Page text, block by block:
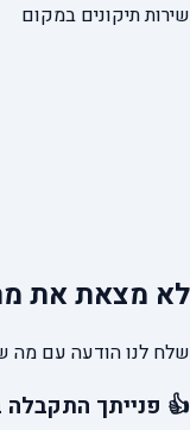
שירות תיקונים במקום
לא מצאת את
שלח לנו הודעה עם מה
👍 פנייתך